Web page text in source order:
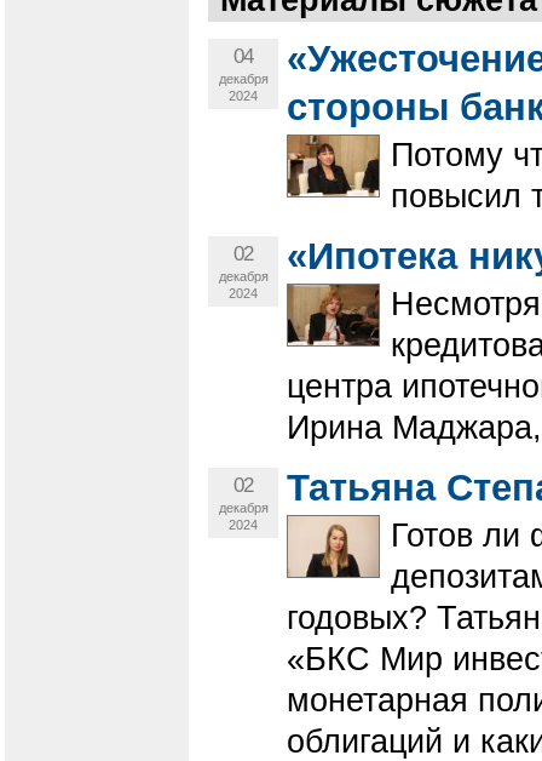
04
декабря
2024
стороны
Потому
повысил
02
декабря
2024
«Ипотека
центра
Ирина Маджара,
02
декабря
2024
Татьяна
Готов ли
годовых?
«БКС Мир
монетарная
облигаций и